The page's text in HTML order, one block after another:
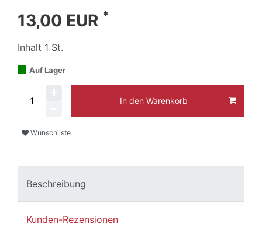
13,00 EUR *
Inhalt 1 St.
Auf Lager
In den Warenkorb
Wunschliste
Beschreibung
Kunden-Rezensionen